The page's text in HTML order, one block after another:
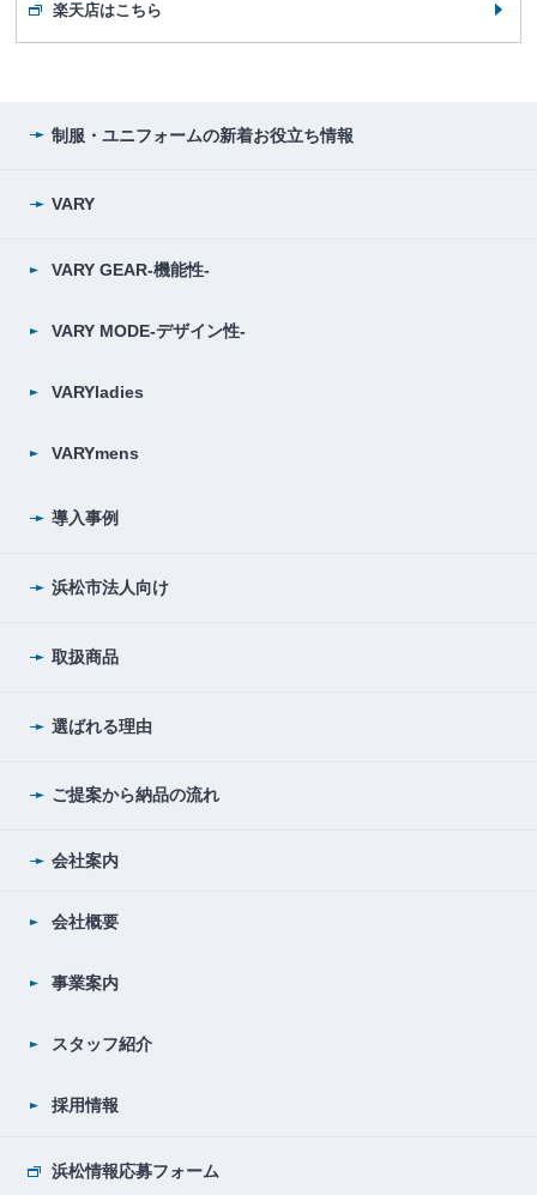
楽天店はこちら
制服・ユニフォームの新着お役立ち情報
VARY
VARY GEAR-機能性-
VARY MODE-デザイン性-
VARYladies
VARYmens
導入事例
浜松市法人向け
取扱商品
選ばれる理由
ご提案から納品の流れ
会社案内
会社概要
事業案内
スタッフ紹介
採用情報
浜松情報応募フォーム